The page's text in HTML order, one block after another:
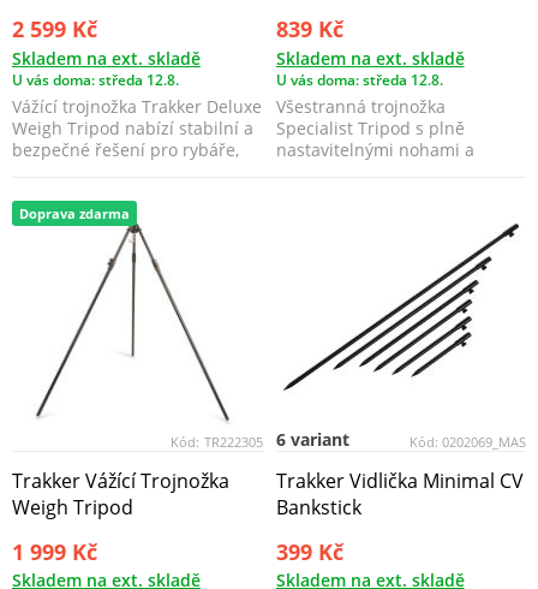
2 599 Kč
Skladem na ext. skladě
U vás doma: středa 12.8.
Vážící trojnožka Trakker Deluxe
Weigh Tripod nabízí stabilní a
bezpečné řešení pro rybáře,
839 Kč
Skladem na ext. skladě
U vás doma: středa 12.8.
Všestranná trojnožka
Specialist Tripod s plně
nastavitelnými nohami a
Doprava zdarma
Kód: TR222305
Trakker Vážící Trojnožka
Weigh Tripod
1 999 Kč
Skladem na ext. skladě
Kód: 0202069_MAS
6 variant
Trakker Vidlička Minimal CV
Bankstick
399 Kč
Skladem na ext. skladě